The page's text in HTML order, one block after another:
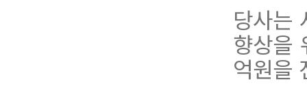
당사는
향상을
억원을